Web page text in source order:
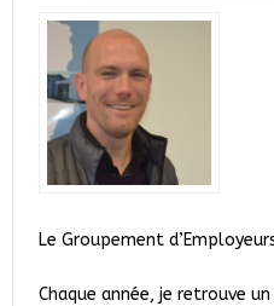
Le Groupement
Chaque année, je retrouve